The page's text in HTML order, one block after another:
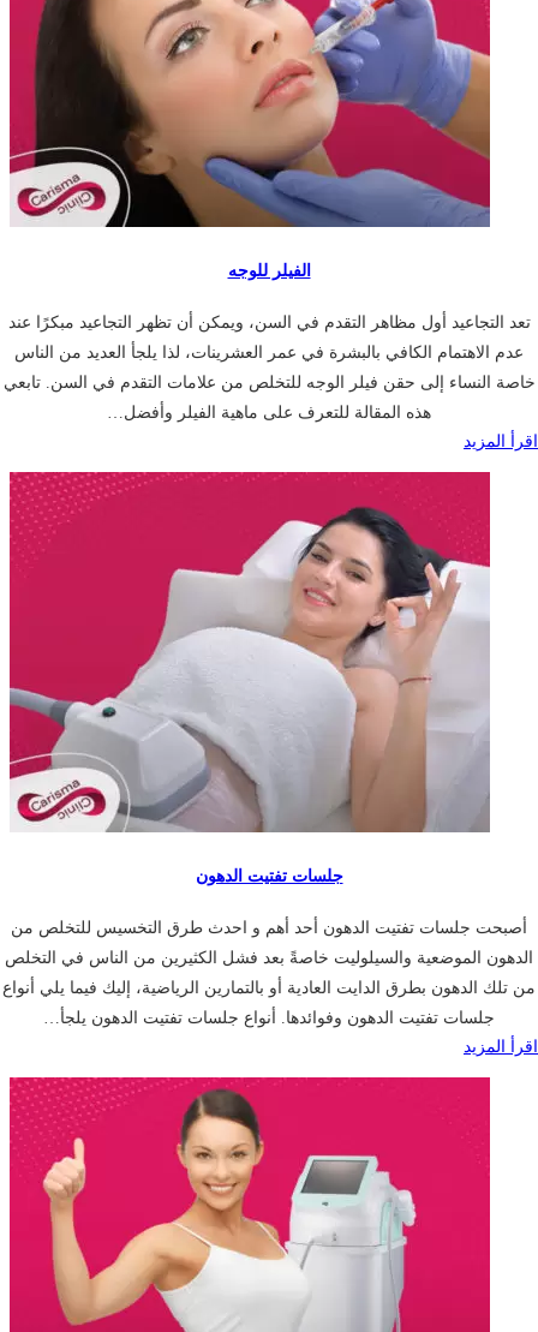
الفيلر للوجه
تعد التجاعيد أول مظاهر التقدم في السن، ويمكن أن تظهر التجاعيد مبكرًا عند
عدم الاهتمام الكافي بالبشرة في عمر العشرينات، لذا يلجأ العديد من الناس
خاصة النساء إلى حقن فيلر الوجه للتخلص من علامات التقدم في السن. تابعي
هذه المقالة للتعرف على ماهية الفيلر وأفضل…
اقرأ المزيد
جلسات تفتيت الدهون
أصبحت جلسات تفتيت الدهون أحد أهم و احدث طرق التخسيس للتخلص من
الدهون الموضعية والسيلوليت خاصةً بعد فشل الكثيرين من الناس في التخلص
من تلك الدهون بطرق الدايت العادية أو بالتمارين الرياضية، إليك فيما يلي أنواع
جلسات تفتيت الدهون وفوائدها. أنواع جلسات تفتيت الدهون يلجأ…
اقرأ المزيد